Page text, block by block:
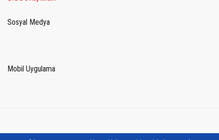
Sosyal Medya
Mobil Uygulama